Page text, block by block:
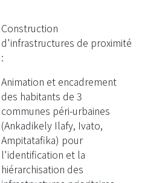
Construction
d'infrastructures de proximité
:
Animation et encadrement
des habitants de 3
communes péri-urbaines
(Ankadikely Ilafy, Ivato,
Ampitatafika) pour
l'identification et la
hiérarchisation des